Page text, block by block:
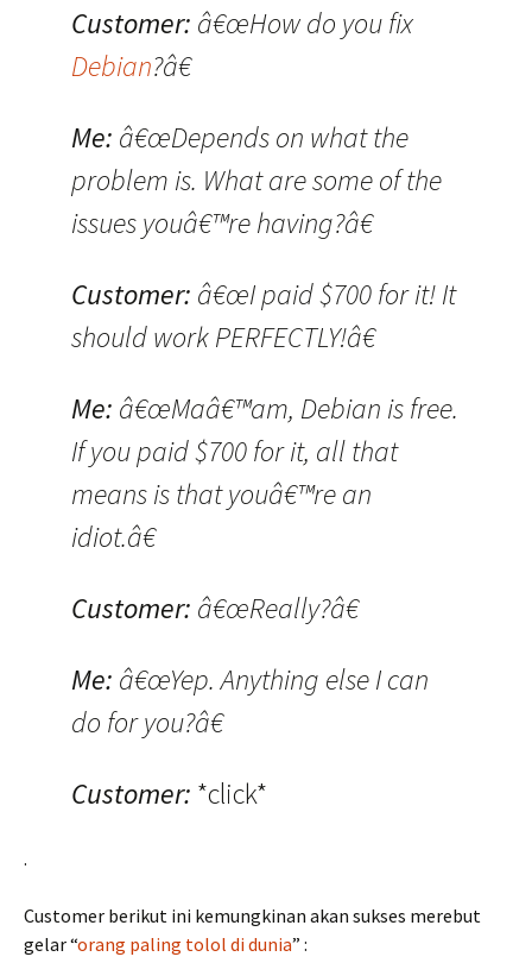
Customer: â€œHow do you fix
Debian?â€
Me: â€œDepends on what the
problem is. What are some of the
issues youâ€™re having?â€
Customer: â€œI paid $700 for it! It
should work PERFECTLY!â€
Me: â€œMaâ€™am, Debian is free.
If you paid $700 for it, all that
means is that youâ€™re an
idiot.â€
Customer: â€œReally?â€
Me: â€œYep. Anything else I can
do for you?â€
Customer: *click*
.
Customer berikut ini kemungkinan akan sukses merebut
gelar “orang paling tolol di dunia” :